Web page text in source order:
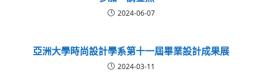
2024-06-07
亞洲大學時尚設計學系第十一屆畢業設計成果展
2024-03-11